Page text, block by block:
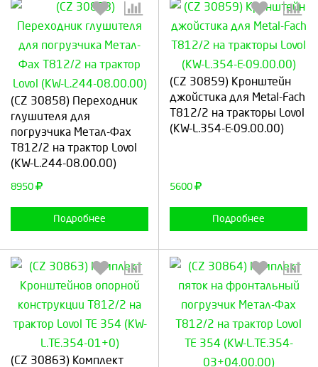
(CZ 30858) Переходник
глушителя для
погрузчика Метал-Фах
Т812/2 на трактор Lovol
(KW-L.244-08.00.00)
8950
Подробнее
Выберите количество:
Продолжить Отмена
(CZ 30859) Кронштейн
джойстика для Metal-Fach
Т812/2 на тракторы Lovol
(KW-L.354-E-09.00.00)
5600
Подробнее
Выберите количество:
(CZ 30863) Комплект
Выберите количество: Выберите количество: